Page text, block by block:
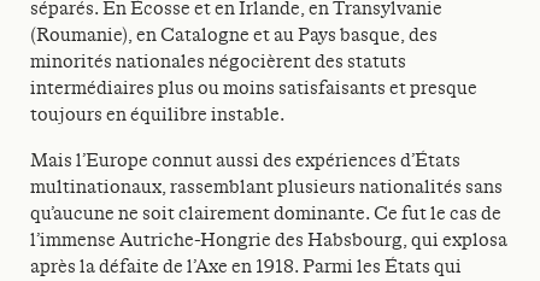
séparés. En Écosse et en Irlande, en Transylvanie
(Roumanie), en Catalogne et au Pays basque, des
minorités nationales négocièrent des statuts
intermédiaires plus ou moins satisfaisants et presque
toujours en équilibre instable.
Mais l’Europe connut aussi des expériences d’États
multinationaux, rassemblant plusieurs nationalités sans
qu’aucune ne soit clairement dominante. Ce fut le cas de
l’immense Autriche-Hongrie des Habsbourg, qui explosa
après la défaite de l’Axe en 1918. Parmi les États qui